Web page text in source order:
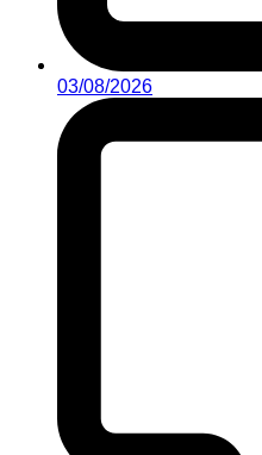
03/08/2026